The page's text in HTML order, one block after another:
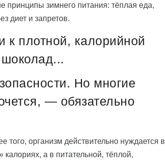
принципы зимнего питания: тёплая еда,
диет и запретов.
к плотной, калорийной
Но многие
— обязательно
организм действительно нуждается в
а в питательной, тёплой,